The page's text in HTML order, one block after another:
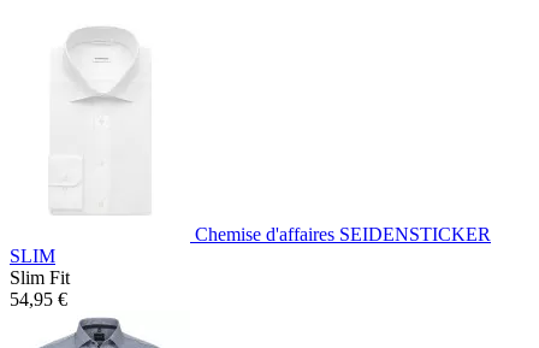
Chemise d'affaires SEIDENSTICKER
SLIM
Slim Fit
54,95 €